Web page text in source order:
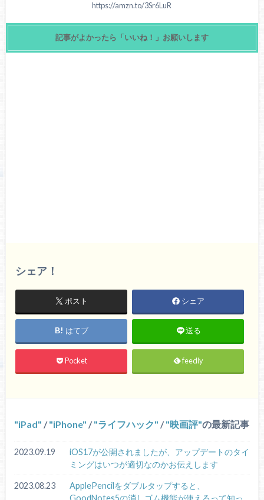
https://amzn.to/3Sr6LuR
記事がよかったら「いいね！」お願いします
シェア！
ポスト シェア
はてブ 送る
Pocket feedly
iPad / iPhone / ライフハック / 映画評 の最新記事
2023.09.19
iOS17が公開されましたが、アップデートのタイ
ミングはいつが適切なのかお伝えします
2023.08.23
ApplePencilをダブルタップすると、